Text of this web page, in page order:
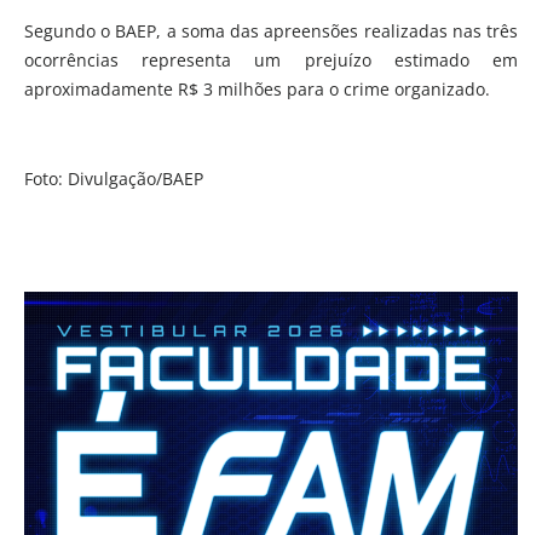
Segundo o BAEP, a soma das apreensões realizadas nas três
ocorrências representa um prejuízo estimado em
aproximadamente R$ 3 milhões para o crime organizado.
Foto: Divulgação/BAEP